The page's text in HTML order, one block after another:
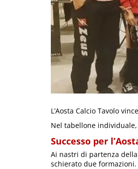
L’Aosta Calcio Tavolo
Nel tabellone
Successo per
Ai nastri di partenza
schierato due formazioni.